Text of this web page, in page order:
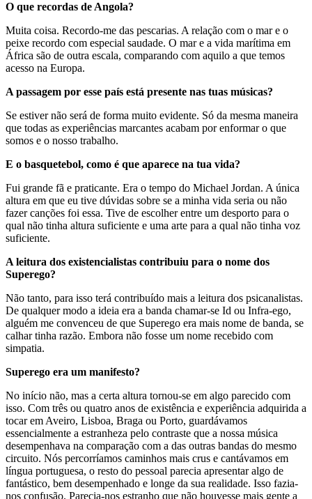
O que recordas de Angola?
Muita coisa. Recordo-me das pescarias. A relação com o mar e o
peixe recordo com especial saudade. O mar e a vida marítima em
África são de outra escala, comparando com aquilo a que temos
acesso na Europa.
A passagem por esse país está presente nas tuas músicas?
Se estiver não será de forma muito evidente. Só da mesma maneira
que todas as experiências marcantes acabam por enformar o que
somos e o nosso trabalho.
E o basquetebol, como é que aparece na tua vida?
Fui grande fã e praticante. Era o tempo do Michael Jordan. A única
altura em que eu tive dúvidas sobre se a minha vida seria ou não
fazer canções foi essa. Tive de escolher entre um desporto para o
qual não tinha altura suficiente e uma arte para a qual não tinha voz
suficiente.
A leitura dos existencialistas contribuiu para o nome dos
Superego?
Não tanto, para isso terá contribuído mais a leitura dos psicanalistas.
De qualquer modo a ideia era a banda chamar-se Id ou Infra-ego,
alguém me convenceu de que Superego era mais nome de banda, se
calhar tinha razão. Embora não fosse um nome recebido com
simpatia.
Superego era um manifesto?
No início não, mas a certa altura tornou-se em algo parecido com
isso. Com três ou quatro anos de existência e experiência adquirida a
tocar em Aveiro, Lisboa, Braga ou Porto, guardávamos
essencialmente a estranheza pelo contraste que a nossa música
desempenhava na comparação com a das outras bandas do mesmo
circuito. Nós percorríamos caminhos mais crus e cantávamos em
língua portuguesa, o resto do pessoal parecia apresentar algo de
fantástico, bem desempenhado e longe da sua realidade. Isso fazia-
nos confusão. Parecia-nos estranho que não houvesse mais gente a